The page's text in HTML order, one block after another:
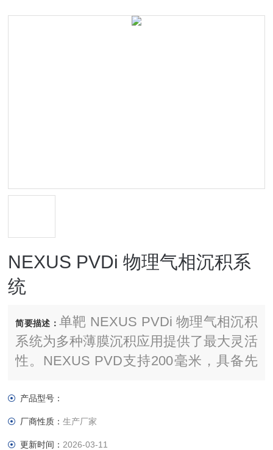
NEXUS PVDi 物理气相沉积系
统
简要描述：单靶 NEXUS PVDi 物理气相沉积
系统为多种薄膜沉积应用提供了最大灵活
性。NEXUS PVD支持200毫米，具备先
模式。
产品型号：
厂商性质：生产厂家
更新时间： 2026-03-11